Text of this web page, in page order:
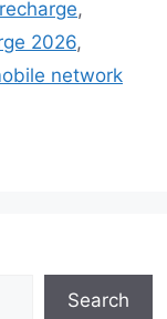
,
2026,
network
Search